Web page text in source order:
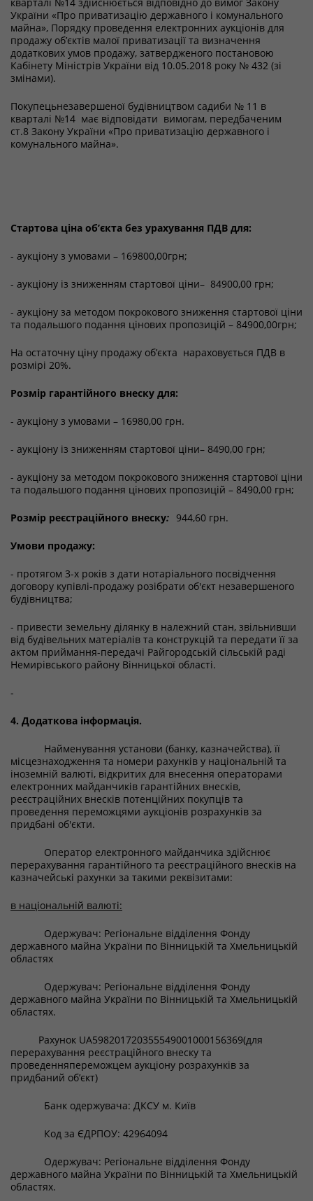
України «Про приватизацію державного і комунального
майна», Порядку проведення електронних аукціонів для
продажу об’єктів малої приватизації та визначення
додаткових умов продажу, затвердженого постановою
Кабінету Міністрів України від 10.05.2018 року № 432 (зі
змінами).
Покупецьнезавершеної будівництвом садиби № 11 в
кварталі №14 має відповідати вимогам, передбаченим
ст.8 Закону України «Про приватизацію державного і
комунального майна».
Стартова ціна об’єкта без урахування ПДВ для:
- аукціону з умовами – 169800,00грн;
- аукціону із зниженням стартової ціни– 84900,00 грн;
- аукціону за методом покрокового зниження стартової ціни
та подальшого подання цінових пропозицій – 84900,00грн;
На остаточну ціну продажу об’єкта нараховується ПДВ в
розмірі 20%.
Розмір гарантійного внеску для:
- аукціону з умовами – 16980,00 грн.
- аукціону із зниженням стартової ціни– 8490,00 грн;
- аукціону за методом покрокового зниження стартової ціни
та подальшого подання цінових пропозицій – 8490,00 грн;
Розмір реєстраційного внеску: 944,60 грн.
Умови продажу:
- протягом 3-х років з дати нотаріального посвідчення
договору купівлі-продажу розібрати об'єкт незавершеного
будівництва;
- привести земельну ділянку в належний стан, звільнивши
від будівельних матеріалів та конструкцій та передати її за
актом приймання-передачі Райгородській сільській раді
Немирівського району Вінницької області.
-
4. Додаткова інформація.
Найменування установи (банку, казначейства), її
місцезнаходження та номери рахунків у національній та
іноземній валюті, відкритих для внесення операторами
електронних майданчиків гарантійних внесків,
реєстраційних внесків потенційних покупців та
проведення переможцями аукціонів розрахунків за
придбані об'єкти.
Оператор електронного майданчика здійснює
перерахування гарантійного та реєстраційного внесків на
казначейські рахунки за такими реквізитами:
в національній валюті:
Одержувач: Регіональне відділення Фонду
державного майна України по Вінницькій та Хмельницькій
областях
Одержувач: Регіональне відділення Фонду
державного майна України по Вінницькій та Хмельницькій
областях.
Рахунок UA598201720355549001000156369(для
перерахування реєстраційного внеску та
проведенняпереможцем аукціону розрахунків за
придбаний об’єкт)
Банк одержувача: ДКСУ м. Київ
Код за ЄДРПОУ: 42964094
Одержувач: Регіональне відділення Фонду
державного майна України по Вінницькій та Хмельницькій
областях.